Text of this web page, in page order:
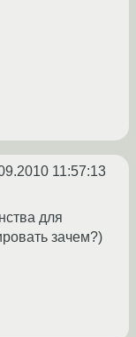
11:57:13
для
зачем?)